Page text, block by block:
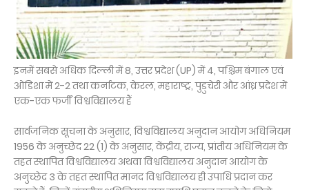
इनमें सबसे अधिक दिल्ली में 8, उत्तर प्रदेश (UP) में 4, पश्चिम बंगाल एवं
ओडिशा में 2-2 तथा कर्नाटक, केरल, महाराष्ट्र, पुडुचेरी और आंध्र प्रदेश में
एक-एक फर्जी विश्वविद्यालय हैं
सार्वजनिक सूचना के अनुसार, विश्वविद्यालय अनुदान आयोग अधिनियम
1956 के अनुच्छेद 22 (1) के अनुसार, केंद्रीय, राज्य, प्रांतीय अधिनियम के
तहत स्थापित विश्वविद्यालय अथवा विश्वविद्यालय अनुदान आयोग के
अनुच्छेद 3 के तहत स्थापित मानद विश्वविद्यालय ही उपाधि प्रदान कर